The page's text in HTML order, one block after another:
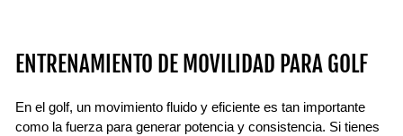
ENTRENAMIENTO DE MOVILIDAD PARA GOLF
En el golf, un movimiento fluido y eficiente es tan importante
como la fuerza para generar potencia y consistencia. Si tienes